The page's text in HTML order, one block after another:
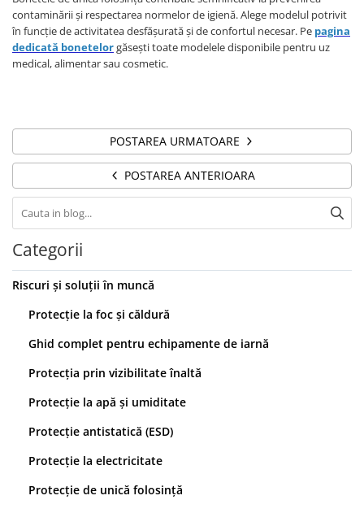
contaminării și respectarea normelor de igienă. Alege modelul potrivit
în funcție de activitatea desfășurată și de confortul necesar. Pe pagina
dedicată bonetelorgăsești toate modelele disponibile pentru uz
medical, alimentar sau cosmetic.
POSTAREA URMATOARE
POSTAREA ANTERIOARA
Categorii
Riscuri și soluții în muncă
Protecție la foc și căldură
Ghid complet pentru echipamente de iarnă
Protecția prin vizibilitate înaltă
Protecție la apă și umiditate
Protecție antistatică (ESD)
Protecție la electricitate
Protecție de unică folosință